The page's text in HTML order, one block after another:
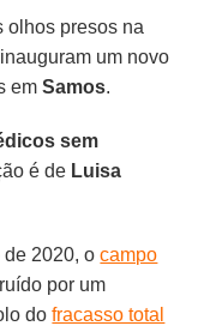
olhos presos na
inauguram um novo
emSamos.
sem
é de Luisa
de 2020, ocampo
por um
dofracasso total